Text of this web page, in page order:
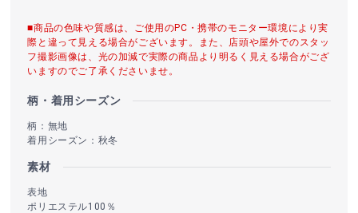
■商品の色味や質感は、ご使用のPC・携帯のモニター環境により実
際と違って見える場合がございます。また、店頭や屋外でのスタッ
フ撮影画像は、光の加減で実際の商品より明るく見える場合がござ
いますのでご了承くださいませ。
柄・着用シーズン
柄：無地
着用シーズン：秋冬
素材
表地
ポリエステル100％